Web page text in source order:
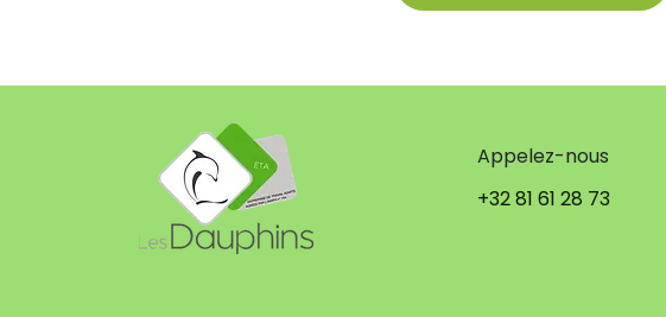
Appelez-nous
+32 81 61 28 73